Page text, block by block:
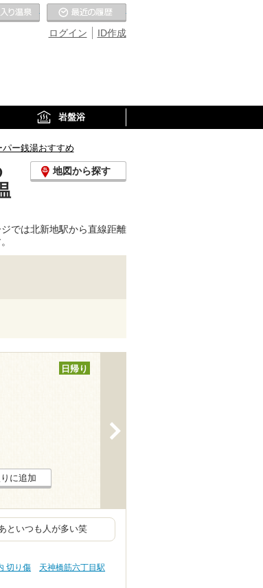
ID作成
ログイン
お気に入りの温泉
岩盤浴
ー銭湯おすすめ
地図から探す
では北新地駅から直線距離
日帰り
に追加
といつも人が多い笑
切り傷
天神橋筋六丁目駅